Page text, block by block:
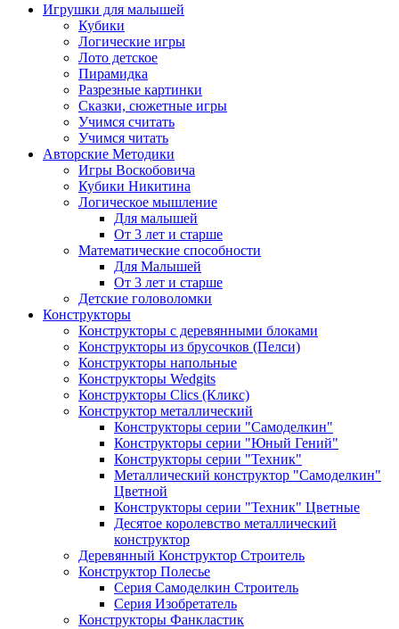
Игрушки для малышей
Кубики
Логические игры
Лото детское
Пирамидка
Разрезные картинки
Сказки, сюжетные игры
Учимся считать
Учимся читать
Авторские Методики
Игры Воскобовича
Кубики Никитина
Логическое мышление
Для малышей
От 3 лет и старше
Математические способности
Для Малышей
От 3 лет и старше
Детские головоломки
Конструкторы
Конструкторы с деревянными блоками
Конструкторы из брусочков (Пелси)
Конструкторы напольные
Конструкторы Wedgits
Конструкторы Clics (Кликс)
Конструктор металлический
Конструкторы серии "Самоделкин"
Конструкторы серии "Юный Гений"
Конструкторы серии "Техник"
Металлический конструктор "Самоделкин"
Цветной
Конструкторы серии "Техник" Цветные
Десятое королевство металлический
конструктор
Деревянный Конструктор Строитель
Конструктор Полесье
Серия Самоделкин Строитель
Серия Изобретатель
Конструкторы Фанкластик